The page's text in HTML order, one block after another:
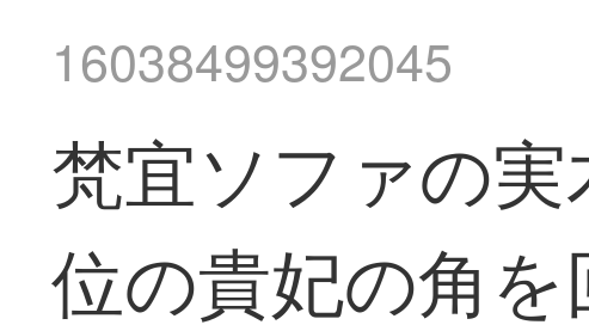
16038499392045
梵宜ソファの
位の貴妃の角